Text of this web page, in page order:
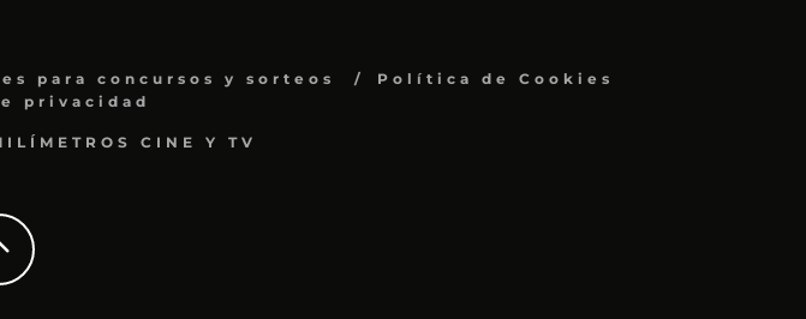
para concursos y sorteos
Política de Cookies
privacidad
CINE Y TV